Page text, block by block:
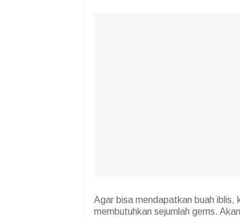
Agar bisa mendapatkan buah iblis,
membutuhkan sejumlah gems.